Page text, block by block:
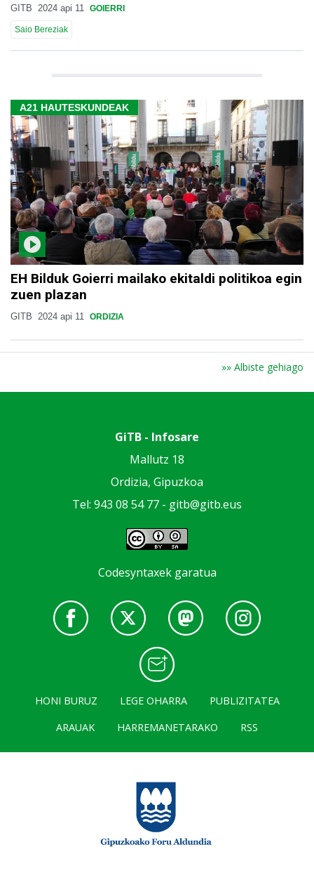
GITB 2024 api 11 GOIERRI
Saio Bereziak
A21 HAUTESKUNDEAK
EH Bilduk Goierri mailako ekitaldi politikoa egin
zuen plazan
GITB 2024 api 11 ORDIZIA
»» Albiste gehiago
GiTB - Infosare
Mallutz 18
Ordizia, Gipuzkoa
Tel: 943 08 54 77 - gitb@gitb.eus
Codesyntaxek garatua
HONI BURUZ LEGE OHARRA
PUBLIZITATEA
ARAUAK
HARREMANETARAKO RSS